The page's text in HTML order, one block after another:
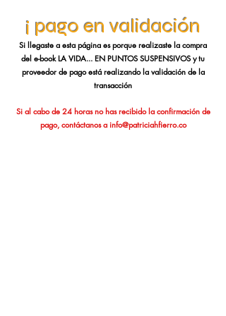
¡ pago en validación
Si llegaste a esta página es porque realizaste la compra
del e-book LA VIDA... EN PUNTOS SUSPENSIVOS y tu
proveedor de pago está realizando la validación de la
transacción
Si al cabo de 24 horas no has recibido la confirmación de
pago, contáctanos a info@patriciahfierro.co